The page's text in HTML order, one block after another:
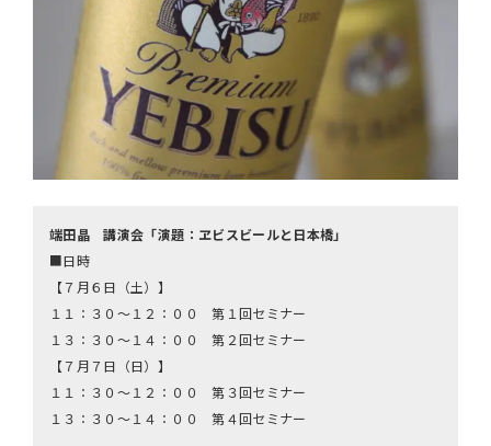
端田晶 講演会「演題：ヱビスビールと日本橋」
■日時
【７月６日（土）】
１１：３０～１２：００ 第１回セミナー
１３：３０～１４：００ 第２回セミナー
【７月７日（日）】
１１：３０～１２：００ 第３回セミナー
１３：３０～１４：００ 第４回セミナー